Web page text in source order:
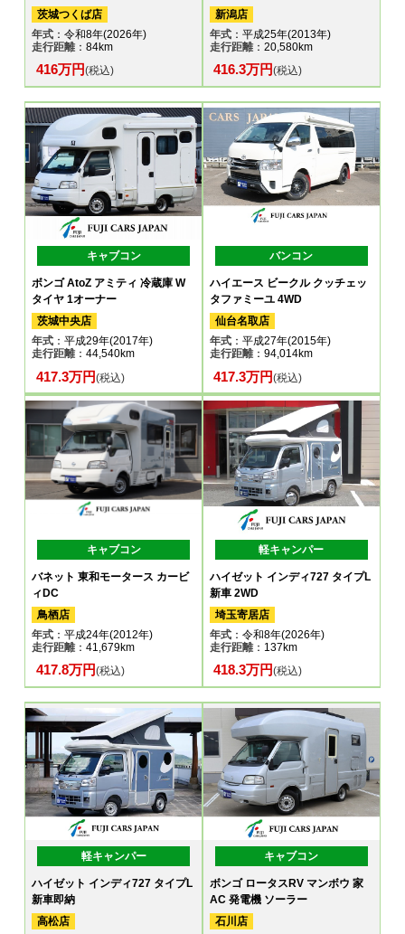
茨城つくば店
年式 ：令和8年(2026年)
走行距離：84km
416万円(税込)
新潟店
年式：平成25年(2013年)
走行距離：20,580km
416.3万円(税込)
キャブコン
ボンゴ AtoZ アミティ 冷蔵庫 W
タイヤ 1オーナー
茨城中央店
年式 ：平成29年(2017年)
走行距離：44,540km
417.3万円(税込)
バンコン
ハイエース ビークル クッチェッ
タファミーユ 4WD
仙台名取店
年式：平成27年(2015年)
走行距離：94,014km
417.3万円(税込)
キャブコン
バネット 東和モータース カービ
ィDC
鳥栖店
年式 ：平成24年(2012年)
走行距離：41,679km
417.8万円(税込)
軽キャンパー
ハイゼット インディ727 タイプL
新車 2WD
埼玉寄居店
年式：令和8年(2026年)
走行距離：137km
418.3万円(税込)
軽キャンパー
ハイゼット インディ727 タイプL
新車即納
高松店
キャブコン
ボンゴ ロータスRV マンボウ 家
AC 発電機 ソーラー
石川店